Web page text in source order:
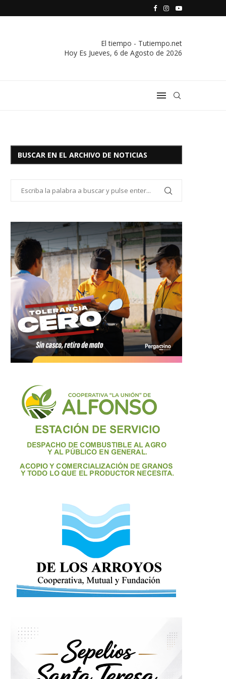
VIVIENDA Y CREDITO DE EL SOCORRO LTDA.
COMUNICADO IMPORTANTE DE LA COOPERATIVA
El tiempo - Tutiempo.net
Hoy Es Jueves, 6 de Agosto de 2026
BUSCAR EN EL ARCHIVO DE NOTICIAS